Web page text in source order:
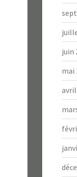
juin
mai
avril